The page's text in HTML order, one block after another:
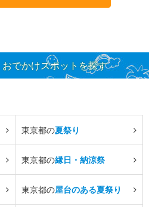
でかけスポットを探す
東京都の夏祭り
東京都の縁日・納涼祭
東京都の屋台のある夏祭り